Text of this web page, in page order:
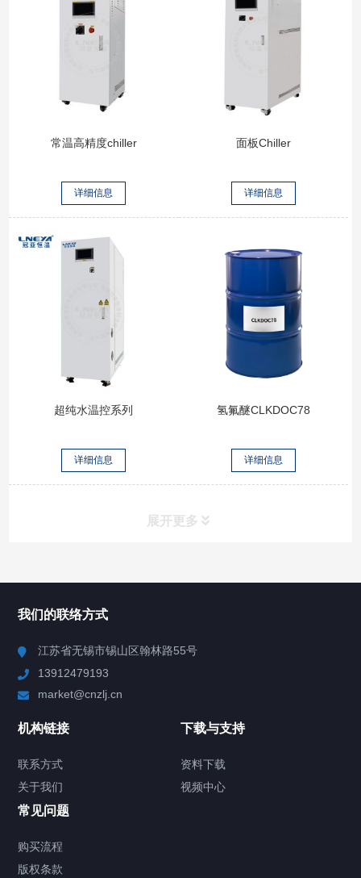
常温高精度chiller
详细信息
面板Chiller
详细信息
超纯水温控系列
详细信息
氢氟醚CLKDOC78
详细信息
展开更多
Chiller高精度制冷循环器
TCU温度控制单元
Chiller气体控温系统
我们的联络方式
江苏省无锡市锡山区翰林路55号
13912479193
market@cnzlj.cn
机构链接
联系方式
关于我们
下载与支持
资料下载
视频中心
常见问题
购买流程
版权条款